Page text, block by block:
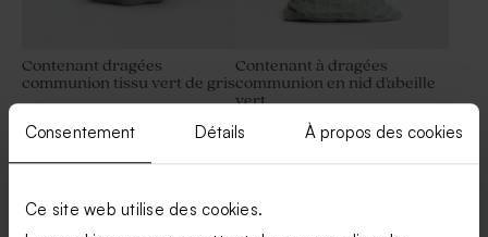
Consentement Détails À propos des cookies
Ce site web utilise des cookies.
sur fond doux
Sticker tube à bulles
communion champ de fleurs
Contenant dragées
communion tissu vert de gris
Contenant à dragées
communion en nid d'abeille
vert